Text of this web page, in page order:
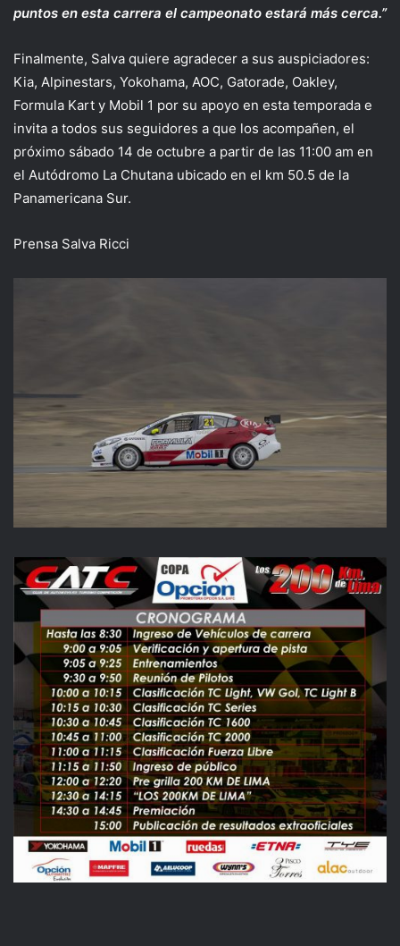
puntos en esta carrera el campeonato estará más cerca.”
Finalmente, Salva quiere agradecer a sus auspiciadores:
Kia, Alpinestars, Yokohama, AOC, Gatorade, Oakley,
Formula Kart y Mobil 1 por su apoyo en esta temporada e
invita a todos sus seguidores a que los acompañen, el
próximo sábado 14 de octubre a partir de las 11:00 am en
el Autódromo La Chutana ubicado en el km 50.5 de la
Panamericana Sur.
Prensa Salva Ricci